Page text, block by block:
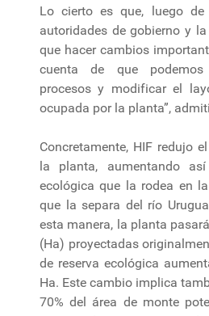
Lo cierto es que, luego
autoridades de gobierno y
que hacer cambios
cuenta de que
procesos y modificar el
ocupada por la planta”,
Concretamente, HIF redujo
la planta, aumentando
ecológica que la rodea en
que la separa del río
esta manera, la planta
(Ha) proyectadas
de reserva ecológica
Ha. Este cambio implica
70% del área de monte